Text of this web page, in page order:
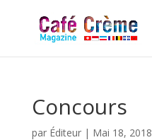
Concours
par Éditeur| Mai 18, 2018